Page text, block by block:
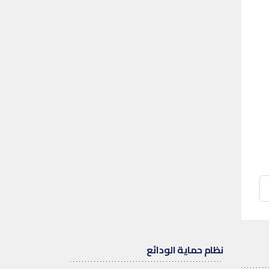
نظام حماية الودائع